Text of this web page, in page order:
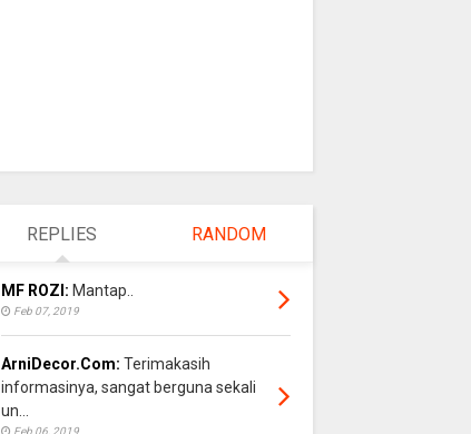
REPLIES RANDOM
MF ROZI: Mantap..
Feb 07, 2019
ArniDecor.Com: Terimakasih
informasinya, sangat berguna sekali
un...
Feb 06, 2019